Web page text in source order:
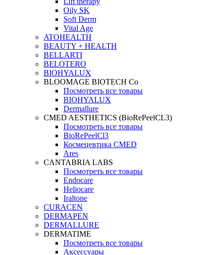
Oily SK
Soft Derm
Vital Age
ATOHEALTH
BEAUTY + HEALTH
BELLARTI
BELOTERO
BIOHYALUX
BLOOMAGE BIOTECH Co
Посмотреть все товары
BIOHYALUX
Dermallure
CMED AESTHETICS (BioRePeelCL3)
Посмотреть все товары
BioRePeelCl3
Космецевтика CMED
Ares
CANTABRIA LABS
Посмотреть все товары
Endocare
Heliocare
Iraltone
CURACEN
DERMAPEN
DERMALLURE
DERMATIME
Посмотреть все товары
Аксессуары